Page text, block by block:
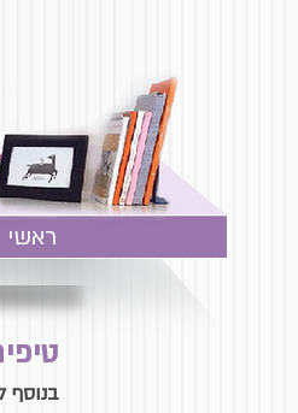
ראשי
בנוסף